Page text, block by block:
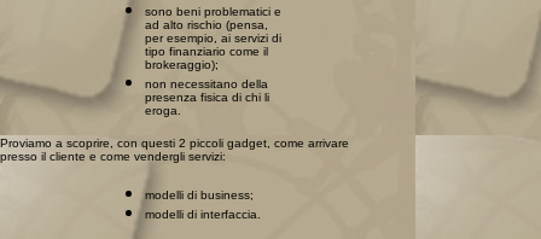
sono beni problematici e
ad alto rischio (pensa,
per esempio, ai servizi di
tipo finanziario come il
brokeraggio);
non necessitano della
presenza fisica di chi li
eroga.
Proviamo a scoprire, con questi 2 piccoli gadget, come arrivare
presso il cliente e come vendergli servizi:
modelli di business;
modelli di interfaccia.